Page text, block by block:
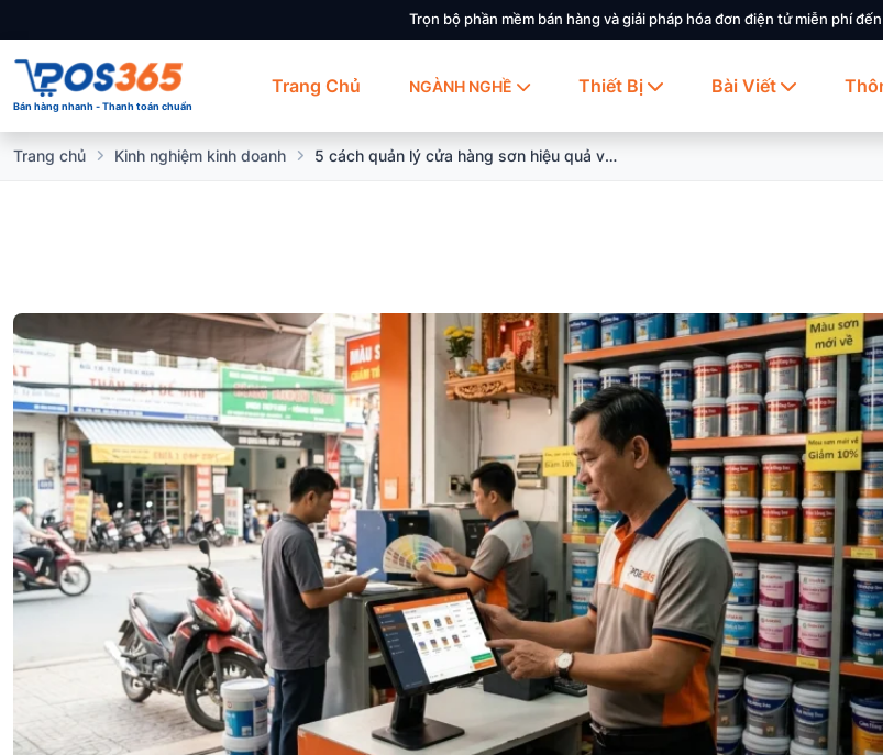
Trọn bộ phần mềm bán hàng và giải pháp hóa đơn điện tử miễn phí
Bán hàng nhanh - Thanh toán chuẩn
Trang Chủ NGÀNH NGHỀ Thiết Bị Bài Viết
Trang chủ Kinh nghiệm kinh doanh 5 cách quản lý cửa hàng sơn hiệu quả và chuyên nghiệp nhất